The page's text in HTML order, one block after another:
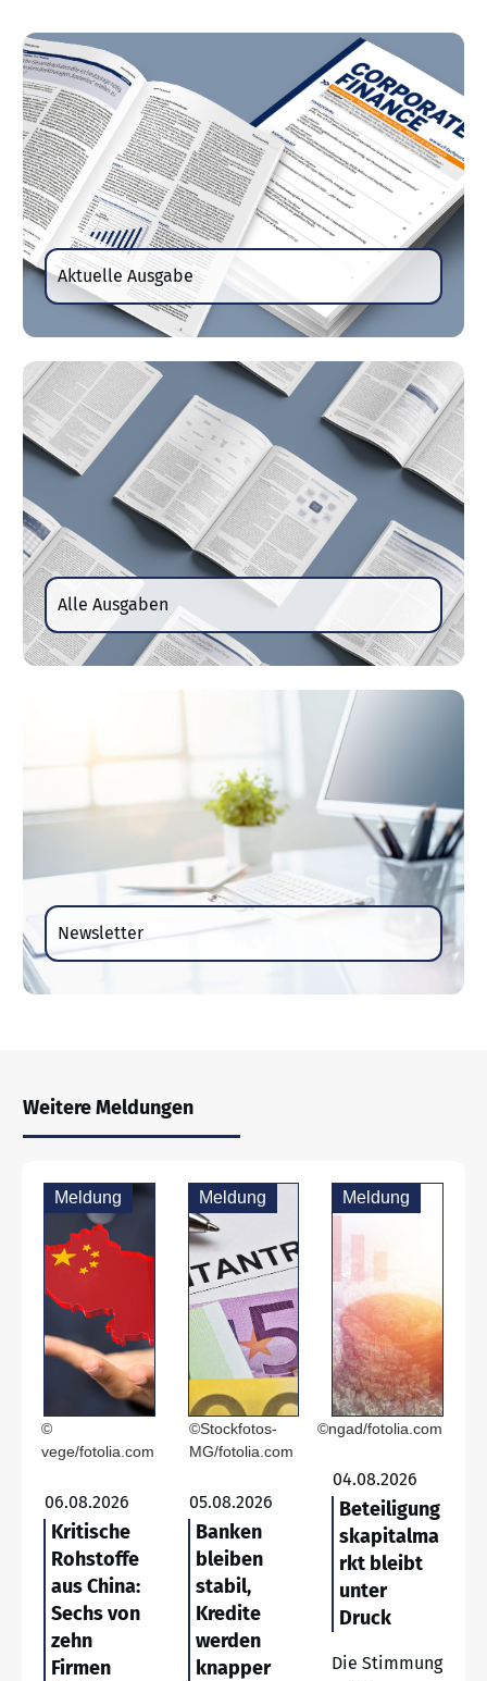
Aktuelle Ausgabe
Alle Ausgaben
Newsletter
Weitere Meldungen
Meldung
©
vege/fotolia.com
06.08.2026
Kritische
Rohstoffe
aus China:
Sechs von
zehn
Firmen
Meldung
©Stockfotos-
MG/fotolia.com
05.08.2026
Banken
bleiben
stabil,
Kredite
werden
knapper
Meldung
©ngad/fotolia.com
04.08.2026
Beteiligung
skapitalma
rkt bleibt
unter
Druck
Die Stimmung